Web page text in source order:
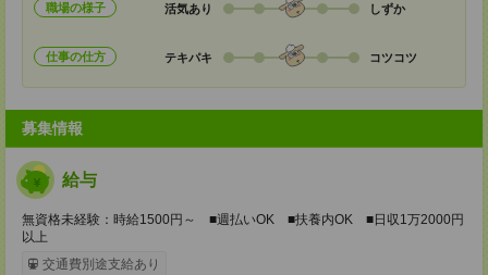
職場の様子 活気あり しずか
仕事の仕方 テキパキ コツコツ
募集情報
給与
無資格未経験：時給1500円～ ■週払いOK ■扶養内OK ■日収1万2000円
以上
交通費別途支給あり